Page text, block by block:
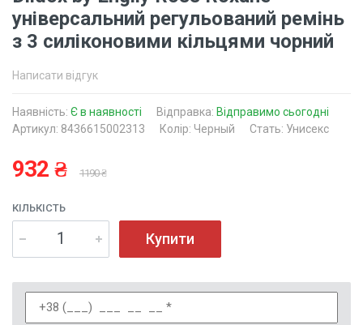
універсальний регульований ремінь
з 3 силіконовими кільцями чорний
Написати відгук
Наявність: Є в наявності Відправка: Відправимо сьогодні
Артикул: 8436615002313
Колір: Черный Стать: Унисекс
932 ₴ 1190 ₴
КІЛЬКІСТЬ
Купити